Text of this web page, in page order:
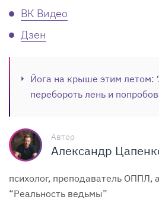
ВК Видео
Дзен
Йога на крыше этим летом:
перебороть лень и
Автор
Александр
психолог, преподаватель ОППЛ,
“Реальность ведьмы”